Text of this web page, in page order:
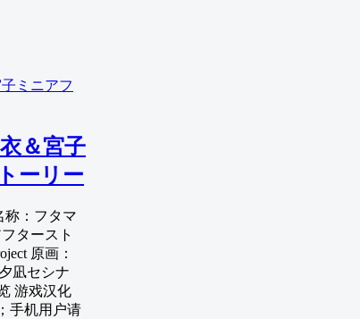
＆宮子
ーリー
称：フタマ
タースト
原画：
凪セシナ
游戏汉化
手机用户请